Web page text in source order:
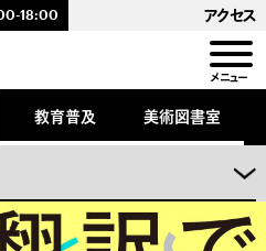
18:00 アクセス
メニュー
教育普及 美術図書室